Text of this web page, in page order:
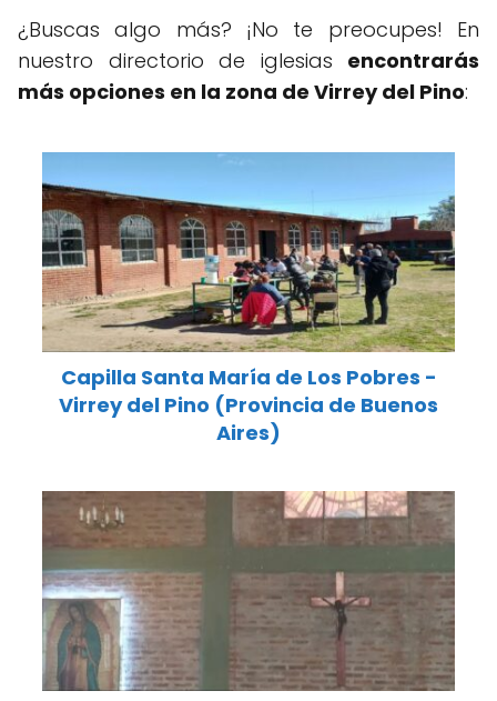
¿Buscas algo más? ¡No te preocupes! En
nuestro directorio de iglesias encontrarás
más opciones en la zona de Virrey del Pino:
Capilla Santa María de Los Pobres -
Virrey del Pino (Provincia de Buenos
Aires)